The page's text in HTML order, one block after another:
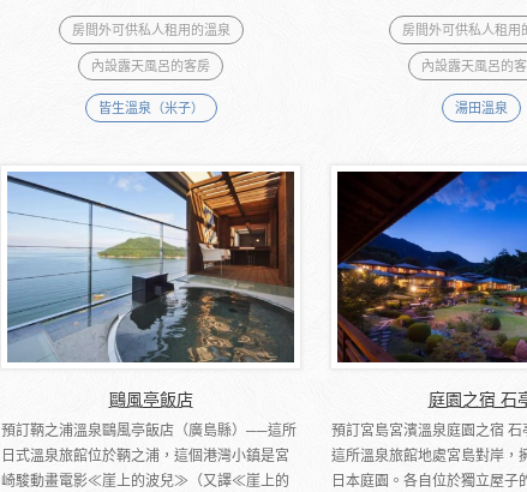
房間外可供私人租用的溫泉
內設露天風呂的客房
皆生溫泉（米子）
房間外可供私人租用
內設露天風呂的
湯田溫泉
鷗風亭飯店
預訂鞆之浦溫泉鷗風亭飯店（廣島縣）──這所
日式溫泉旅館位於鞆之浦，這個港灣小鎮是宮
崎駿動畫電影≪崖上的波兒≫（又譯≪崖上的
庭園之宿 石
預訂宮島宮濱溫泉庭園之宿
這所溫泉旅館地處宮島對岸，
日本庭園。各自位於獨立屋子